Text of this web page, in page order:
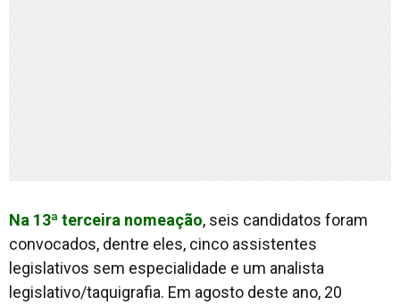
Na 13ª terceira nomeação, seis candidatos foram
convocados, dentre eles, cinco assistentes
legislativos sem especialidade e um analista
legislativo/taquigrafia. Em agosto deste ano, 20